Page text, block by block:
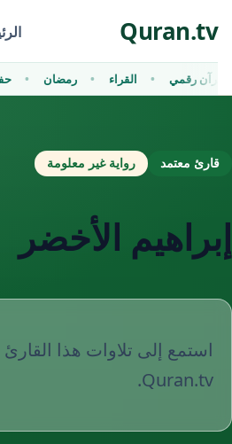
Quran.tv
رمضان القراء قرآن رقمي
قارئ معتمد رواية غير معلومة
إبراهيم الأخضر
استمع إلى تلاوات هذا
Quran.tv.